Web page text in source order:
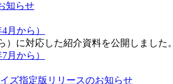
知らせ
月から）
）に対応した紹介資料を公開しました。
月から）
イズ指定版リリースのお知らせ